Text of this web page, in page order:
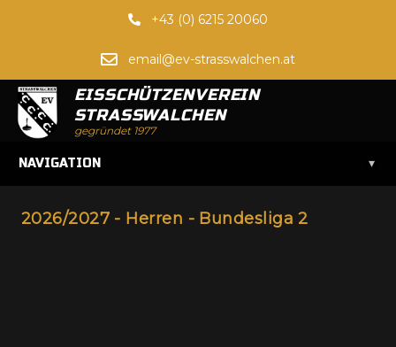
+43 (0) 6215 20060
email@ev-strasswalchen.at
EISSCHÜTZENVEREIN
STRASSWALCHEN
gegründet 1977
NAVIGATION ▾
2026/2027 - Herren - Bundesliga 2